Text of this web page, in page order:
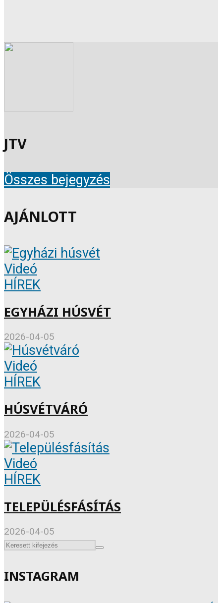
JTV
Összes bejegyzés
AJÁNLOTT
Videó
HÍREK
EGYHÁZI HÚSVÉT
2026-04-05
Videó
HÍREK
HÚSVÉTVÁRÓ
2026-04-05
Videó
HÍREK
TELEPÜLÉSFÁSÍTÁS
2026-04-05
INSTAGRAM